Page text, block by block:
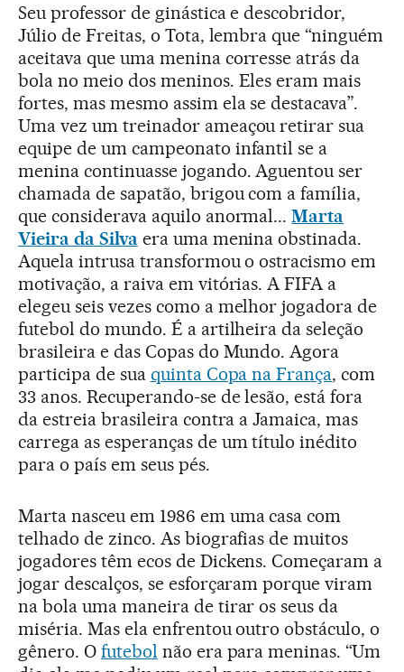
Seu professor de ginástica e descobridor,
Júlio de Freitas, o Tota, lembra que “ninguém
aceitava que uma menina corresse atrás da
bola no meio dos meninos. Eles eram mais
fortes, mas mesmo assim ela se destacava”.
Uma vez um treinador ameaçou retirar sua
equipe de um campeonato infantil se a
menina continuasse jogando. Aguentou ser
chamada de sapatão, brigou com a família,
que considerava aquilo anormal...Marta
Vieira da Silva era uma menina obstinada.
Aquela intrusa transformou o ostracismo em
motivação, a raiva em vitórias. A FIFA a
elegeu seis vezes como a melhor jogadora de
futebol do mundo. É a artilheira da seleção
brasileira e das Copas do Mundo. Agora
participa de sua quinta Copa na França, com
33 anos. Recuperando-se de lesão, está fora
da estreia brasileira contra a Jamaica, mas
carrega as esperanças de um título inédito
para o país em seus pés.
Marta nasceu em 1986 em uma casa com
telhado de zinco. As biografias de muitos
jogadores têm ecos de Dickens. Começaram a
jogar descalços, se esforçaram porque viram
na bola uma maneira de tirar os seus da
miséria. Mas ela enfrentou outro obstáculo, o
gênero. O futebol não era para meninas. “Um